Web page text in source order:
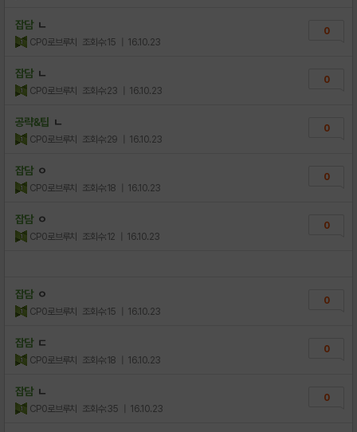
잡담 ㄴ
CP0로브루치 조회수:15 | 16.10.23
0
잡담 ㄴ
CP0로브루치 조회수:23 | 16.10.23
0
공략&팁 ㄴ
CP0로브루치 조회수:29 | 16.10.23
0
잡담 ㅇ
CP0로브루치 조회수:18 | 16.10.23
0
잡담 ㅇ
CP0로브루치 조회수:12 | 16.10.23
0
잡담 ㅇ
CP0로브루치 조회수:15 | 16.10.23
0
잡담 ㄷ
CP0로브루치 조회수:18 | 16.10.23
0
잡담 ㄴ
CP0로브루치 조회수:35 | 16.10.23
0